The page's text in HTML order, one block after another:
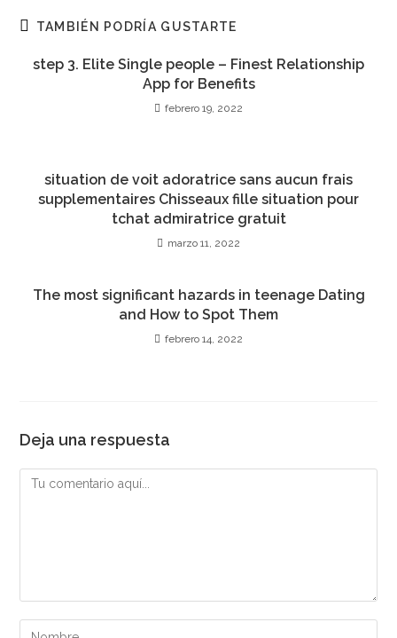
TAMBIÉN PODRÍA GUSTARTE
step 3. Elite Single people – Finest Relationship
App for Benefits
febrero 19, 2022
situation de voit adoratrice sans aucun frais
supplementaires Chisseaux fille situation pour
tchat admiratrice gratuit
marzo 11, 2022
The most significant hazards in teenage Dating
and How to Spot Them
febrero 14, 2022
Deja una respuesta
Comentario
Introduce